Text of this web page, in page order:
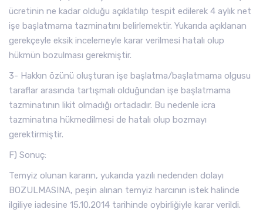
ücretinin ne kadar olduğu açıklatılıp tespit edilerek 4 aylık net
işe başlatmama tazminatını belirlemektir. Yukarıda açıklanan
gerekçeyle eksik incelemeyle karar verilmesi hatalı olup
hükmün bozulması gerekmiştir.
3- Hakkın özünü oluşturan işe başlatma/başlatmama olgusu
taraflar arasında tartışmalı olduğundan işe başlatmama
tazminatının likit olmadığı ortadadır. Bu nedenle icra
tazminatına hükmedilmesi de hatalı olup bozmayı
gerektirmiştir.
F) Sonuç:
Temyiz olunan kararın, yukarıda yazılı nedenden dolayı
BOZULMASINA, peşin alınan temyiz harcının istek halinde
ilgiliye iadesine 15.10.2014 tarihinde oybirliğiyle karar verildi.